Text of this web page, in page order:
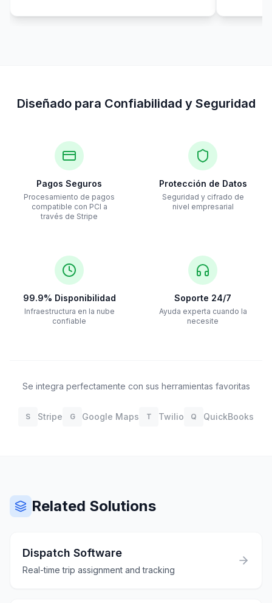
Diseñado para Confiabilidad y Seguridad
Pagos Seguros
Procesamiento de pagos
compatible con PCI a
través de Stripe
Protección de Datos
Seguridad y cifrado de
nivel empresarial
99.9% Disponibilidad
Infraestructura en la nube
confiable
Soporte 24/7
Ayuda experta cuando la
necesite
Se integra perfectamente con sus herramientas favoritas
S Stripe G Google Maps T Twilio Q QuickBooks
Related Solutions
Dispatch Software
Real-time trip assignment and tracking